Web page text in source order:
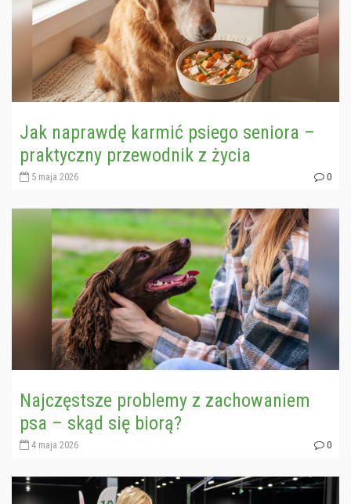
Jak naprawdę karmić psiego seniora –
praktyczny przewodnik z życia
5 maja 2026 0
Najczęstsze problemy z zachowaniem
psa – skąd się biorą?
4 maja 2026 0